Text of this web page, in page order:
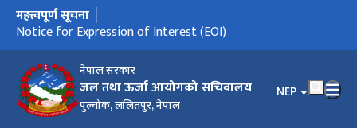
नेपाल सरकार
जल तथा ऊर्जा आयोगको सचिवालय
पुल्चोक, ललितपुर, नेपाल
भाषा चयन गर्नुहोस्
NEP
मुख्य नेभिगेसनमा जानुहोस्
महत्त्वपूर्ण सूचना
Notice for Expression of Interest (EOI)